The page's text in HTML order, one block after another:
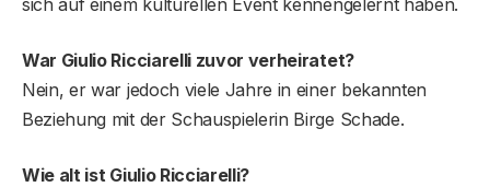
War Giulio Ricciarelli zuvor verheiratet?
Nein, er war jedoch viele Jahre in einer bekannten
Beziehung mit der Schauspielerin Birge Schade.
Wie alt ist Giulio Ricciarelli?